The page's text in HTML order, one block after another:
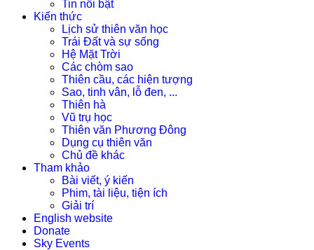
Tin nổi bật
Kiến thức
Lịch sử thiên văn học
Trái Đất và sự sống
Hệ Mặt Trời
Các chòm sao
Thiên cầu, các hiện tượng
Sao, tinh vân, lỗ đen, ...
Thiên hà
Vũ trụ học
Thiên văn Phương Đông
Dụng cụ thiên văn
Chủ đề khác
Tham khảo
Bài viết, ý kiến
Phim, tài liệu, tiện ích
Giải trí
English website
Donate
Sky Events